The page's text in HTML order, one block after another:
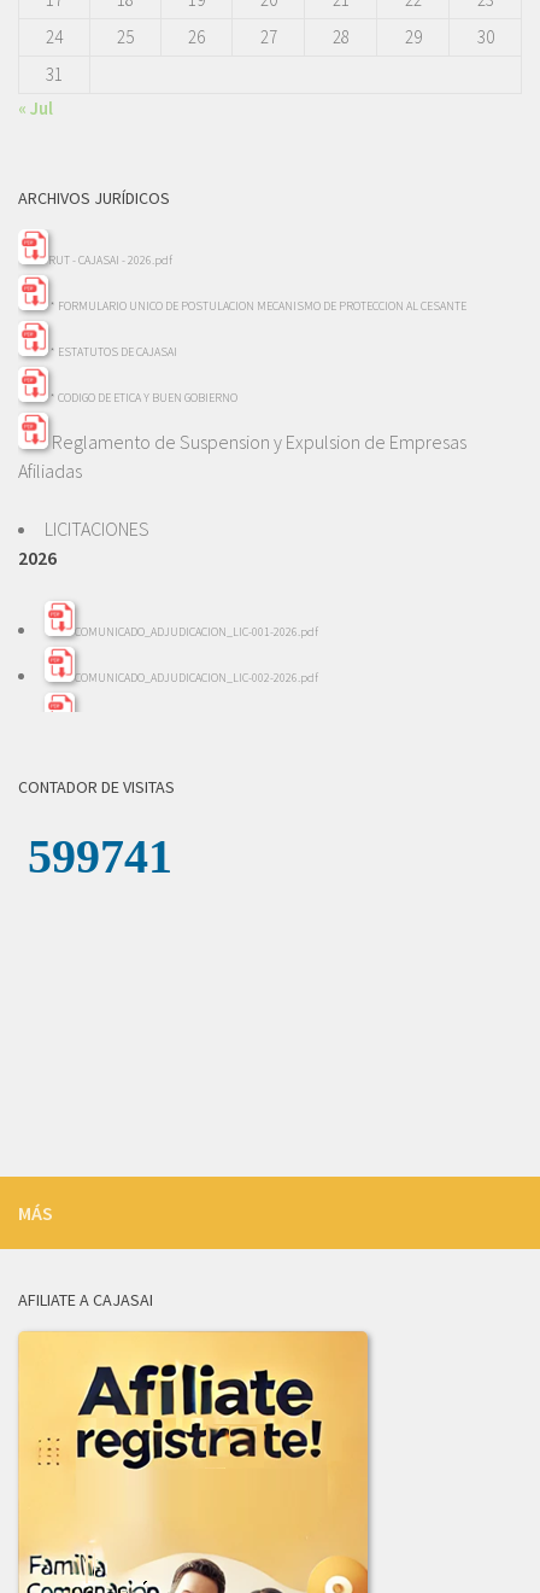
24
25 26 27 28 29
30
31
« Jul
ARCHIVOS JURÍDICOS
RUT - CAJASAI - 2026.pdf
* FORMULARIO UNICO DE POSTULACION MECANISMO DE PROTECCION AL CESANTE
* ESTATUTOS DE CAJASAI
* CODIGO DE ETICA Y BUEN GOBIERNO
Reglamento de Suspension y Expulsion de Empresas
Afiliadas
LICITACIONES
2026
COMUNICADO_ADJUDICACION_LIC-001-2026.pdf
COMUNICADO_ADJUDICACION_LIC-002-2026.pdf
LICITACION_DE_OFERTAS__001-_2026.pdf
COMUNICADO_ADJUDICACION_LIC-003-2025.pdf
COMUNICADO_ADJUDICACION_LIC_004-2025.pdf
INFORME_EVALUACION_COMITE_COMPRAS_LIC-003-2025.pdf
INFORME_LICITACION_OFERTAS_004-2025.pdf
CONTADOR DE VISITAS
MÁS
AFILIATE A CAJASAI